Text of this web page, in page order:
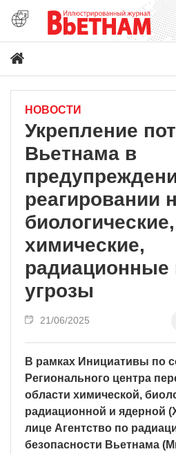
НОВОСТИ
Укрепление
Вьетнама в
реагировании
биологические,
химические,
радиационные
угрозы
21/06/2025
В рамках Инициативы по
Регионального центра
области химической,
радиационной и ядерной
лице Агентство по
безопасности Вьетнама